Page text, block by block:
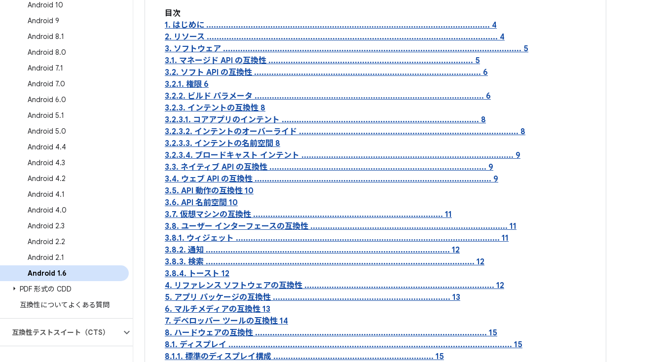
Android 10
Android 9
Android 8.1
Android 8.0
Android 7.1
Android 7.0
Android 6.0
Android 5.1
Android 5.0
Android 4.4
Android 4.3
Android 4.2
Android 4.1
Android 4.0
Android 2.3
Android 2.2
Android 2.1
Android 1.6
PDF 形式の CDD
互換性についてよくある質問
互換性テストスイート（CTS）
目次
1. はじめに ................................................................................................................... 4
2. リソース ...................................................................................................................... 4
3. ソフトウェア ......................................................................................................................... 5
3.1. マネージド API の互換性 ................................................................................... 5
3.2. ソフト API の互換性 ............................................................................................ 6
3.2.1. 権限 6
3.2.2. ビルド パラメータ ............................................................................................. 6
3.2.3. インテントの互換性 8
3.2.3.1. コアアプリのインテント ................................................................................ 8
3.2.3.2. インテントのオーバーライド ......................................................................................... 8
3.2.3.3. インテントの名前空間 8
3.2.3.4. ブロードキャスト インテント ...................................................................................... 9
3.3. ネイティブ API の互換性 ........................................................................................ 9
3.4. ウェブ API の互換性 ................................................................................................ 9
3.5. API 動作の互換性 10
3.6. API 名前空間 10
3.7. 仮想マシンの互換性 ............................................................................. 11
3.8. ユーザー インターフェースの互換性 ................................................................................ 11
3.8.1. ウィジェット ........................................................................................................... 11
3.8.2. 通知 ................................................................................................... 12
3.8.3. 検索 ............................................................................................................. 12
3.8.4. トースト 12
4. リファレンス ソフトウェアの互換性 ............................................................................. 12
5. アプリ パッケージの互換性 ........................................................................ 13
6. マルチメディアの互換性 13
7. デベロッパー ツールの互換性 14
8. ハードウェアの互換性 .............................................................................................. 15
8.1. ディスプレイ ................................................................................................................... 15
8.1.1. 標準のディスプレイ構成 ................................................................. 15